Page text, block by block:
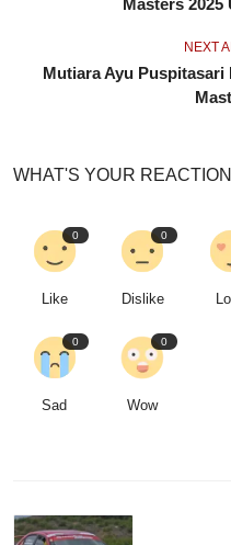
Masters 2025
NEXT
Mutiara Ayu
WHAT'S YOUR
0
Like
0
Dislike
0
Sad
0
Wow